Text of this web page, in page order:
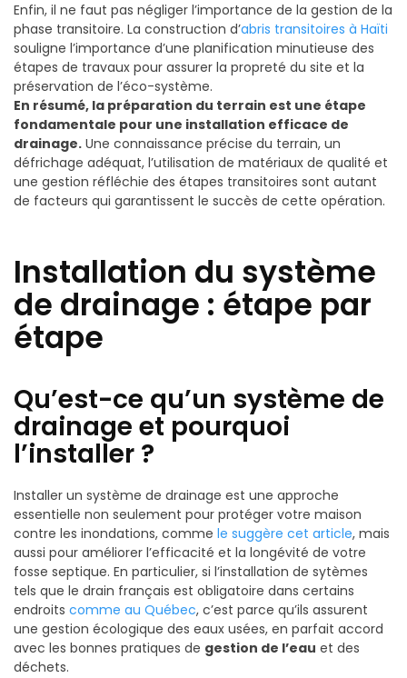
Enfin, il ne faut pas négliger l’importance de la gestion de la
phase transitoire. La construction d’abris transitoires à Haïti
souligne l’importance d’une planification minutieuse des
étapes de travaux pour assurer la propreté du site et la
préservation de l’éco-système.
En résumé, la préparation du terrain est une étape
fondamentale pour une installation efficace de
drainage. Une connaissance précise du terrain, un
défrichage adéquat, l’utilisation de matériaux de qualité et
une gestion réfléchie des étapes transitoires sont autant
de facteurs qui garantissent le succès de cette opération.
Installation du système
de drainage : étape par
étape
Qu’est-ce qu’un système de
drainage et pourquoi
l’installer ?
Installer un système de drainage est une approche
essentielle non seulement pour protéger votre maison
contre les inondations, comme le suggère cet article, mais
aussi pour améliorer l’efficacité et la longévité de votre
fosse septique. En particulier, si l’installation de sytèmes
tels que le drain français est obligatoire dans certains
endroits comme au Québec, c’est parce qu’ils assurent
une gestion écologique des eaux usées, en parfait accord
avec les bonnes pratiques de gestion de l’eau et des
déchets.